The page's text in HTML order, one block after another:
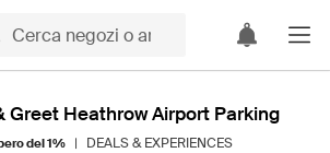
Greet Heathrow Airport Parking
del 1% | DEALS & EXPERIENCES